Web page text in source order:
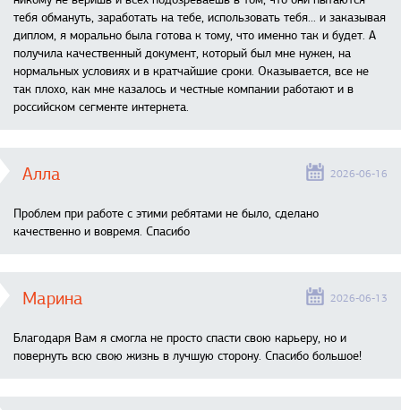
тебя обмануть, заработать на тебе, использовать тебя... и заказывая
диплом, я морально была готова к тому, что именно так и будет. А
получила качественный документ, который был мне нужен, на
нормальных условиях и в кратчайшие сроки. Оказывается, все не
так плохо, как мне казалось и честные компании работают и в
российском сегменте интернета.
Алла 2026-06-16
Проблем при работе с этими ребятами не было, сделано
качественно и вовремя. Спасибо
Марина 2026-06-13
Благодаря Вам я смогла не просто спасти свою карьеру, но и
повернуть всю свою жизнь в лучшую сторону. Спасибо большое!